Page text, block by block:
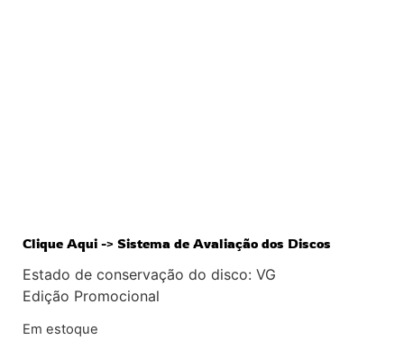
Clique Aqui -> Sistema de Avaliação dos Discos
Estado de conservação do disco: VG
Edição Promocional
Em estoque